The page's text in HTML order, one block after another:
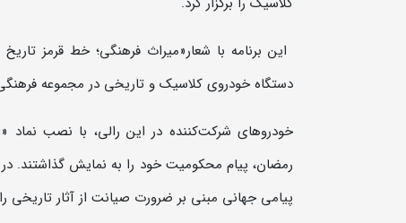
دستگاه خودروی کلاسیک و تاریخی در مجموعه
خودروهای شرکت‌کننده در این رالی، با نصب
رمضان، پیام محکومیت خود را به نمایش گذاشتند.
پیامی جهانی مبنی بر ضرورت صیانت از آثار تاریخی